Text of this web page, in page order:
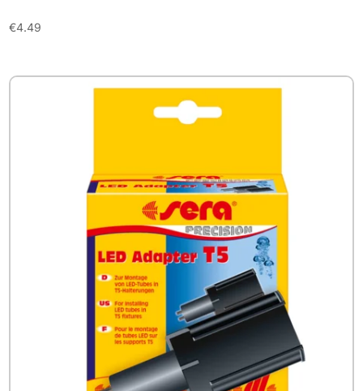
€4.49